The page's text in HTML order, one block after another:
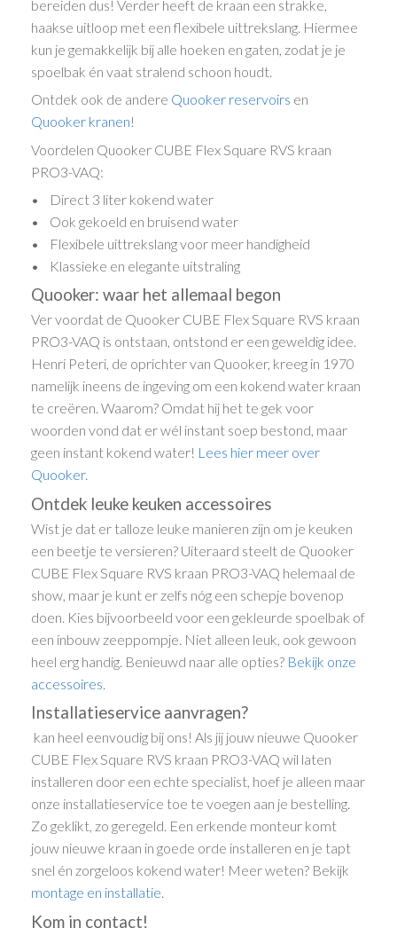
bereiden dus! Verder heeft de kraan een strakke,
haakse uitloop met een flexibele uittrekslang. Hiermee
kun je gemakkelijk bij alle hoeken en gaten, zodat je je
spoelbak én vaat stralend schoon houdt.
Ontdek ook de andere Quooker reservoirs en
Quooker kranen!
Voordelen Quooker CUBE Flex Square RVS kraan
PRO3-VAQ:
• Direct 3 liter kokend water
• Ook gekoeld en bruisend water
• Flexibele uittrekslang voor meer handigheid
• Klassieke en elegante uitstraling
Quooker: waar het allemaal begon
Ver voordat de Quooker CUBE Flex Square RVS kraan
PRO3-VAQ is ontstaan, ontstond er een geweldig idee.
Henri Peteri, de oprichter van Quooker, kreeg in 1970
namelijk ineens de ingeving om een kokend water kraan
te creëren. Waarom? Omdat hij het te gek voor
woorden vond dat er wél instant soep bestond, maar
geen instant kokend water! Lees hier meer over
Quooker.
Ontdek leuke keuken accessoires
Wist je dat er talloze leuke manieren zijn om je keuken
een beetje te versieren? Uiteraard steelt de Quooker
CUBE Flex Square RVS kraan PRO3-VAQ helemaal de
show, maar je kunt er zelfs nóg een schepje bovenop
doen. Kies bijvoorbeeld voor een gekleurde spoelbak of
een inbouw zeeppompje. Niet alleen leuk, ook gewoon
heel erg handig. Benieuwd naar alle opties? Bekijk onze
accessoires
Installatieservice aanvragen?
kan heel eenvoudig bij ons! Als jij jouw nieuwe Quooker
CUBE Flex Square RVS kraan PRO3-VAQ wil laten
installeren door een echte specialist, hoef je alleen maar
onze installatieservice toe te voegen aan je bestelling.
Zo geklikt, zo geregeld. Een erkende monteur komt
jouw nieuwe kraan in goede orde installeren en je tapt
snel én zorgeloos kokend water! Meer weten? Bekijk
montage en installatie.
Kom in contact!